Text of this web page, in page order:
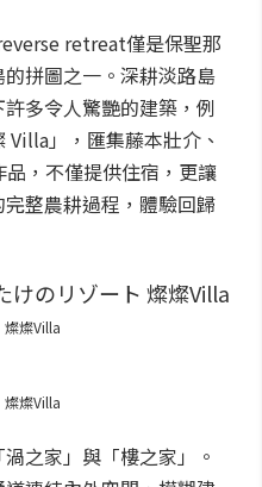
retreat僅是保聖那
拼圖之一。深耕淡路島
多令人驚艷的建築，例
」，匯集藤本壯介、
，不僅提供住宿，更讓
整農耕過程，體驗回歸
燦Villa
燦Villa
之家」與「樓之家」。